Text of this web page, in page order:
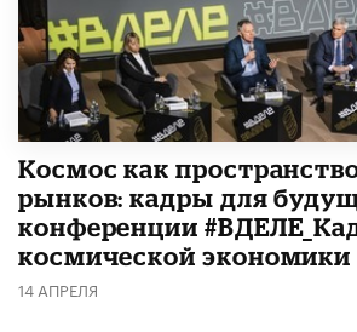
Космос как
рынков: кадры для
конференции
космической экономики
14 АПРЕЛЯ